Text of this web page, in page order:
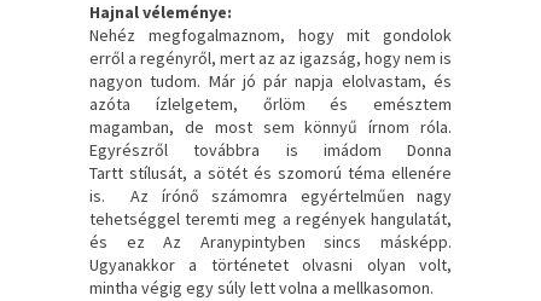
Hajnal véleménye:
Nehéz megfogalmaznom, hogy mit gondolok
erről a regényről, mert az az igazság, hogy nem is
nagyon tudom. Már jó pár napja elolvastam, és
azóta ízlelgetem, őrlöm és emésztem
magamban, de most sem könnyű írnom róla.
Egyrészről továbbra is imádom Donna
Tartt stílusát, a sötét és szomorú téma ellenére
is. Az írónő számomra egyértelműen nagy
tehetséggel teremti meg a regények hangulatát,
és ez Az Aranypintyben sincs másképp.
Ugyanakkor a történetet olvasni olyan volt,
mintha végig egy súly lett volna a mellkasomon.